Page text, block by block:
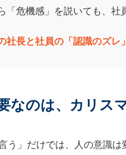
「危機感」を説いても、社
社長と社員の「認識のズレ
なのは、カリス
う」だけでは、人の意識は